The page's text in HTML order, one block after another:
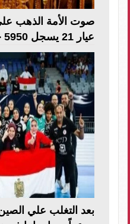
صوت الأمة الذهب
عيار 21 يسجل 5950 جنيها
بعد التغلب علي